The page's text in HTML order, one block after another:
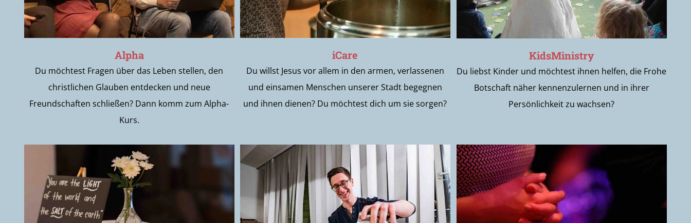
Alpha
Du möchtest Fragen über das Leben stellen, den
christlichen Glauben entdecken und neue
Freundschaften schließen? Dann komm zum Alpha-
Kurs.
iCare
Du willst Jesus vor allem in den armen, verlassenen
und einsamen Menschen unserer Stadt begegnen
und ihnen dienen? Du möchtest dich um sie sorgen?
KidsMinistry
Du liebst Kinder und möchtest ihnen helfen, die Frohe
Botschaft näher kennenzulernen und in ihrer
Persönlichkeit zu wachsen?
HOST Team ANBETUNG im Zentrum